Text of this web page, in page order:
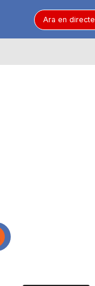
Ara en directe